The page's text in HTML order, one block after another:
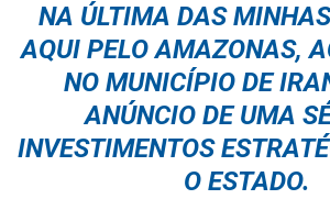
NA ÚLTIMA DAS
AQUI PELO AMAZONAS,
NO MUNICÍPIO DE
ANÚNCIO DE UMA
INVESTIMENTOS
O ESTADO.